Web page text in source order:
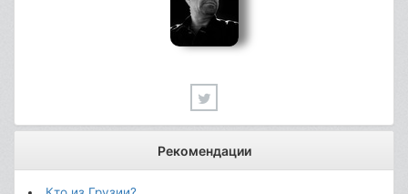
Рекомендации